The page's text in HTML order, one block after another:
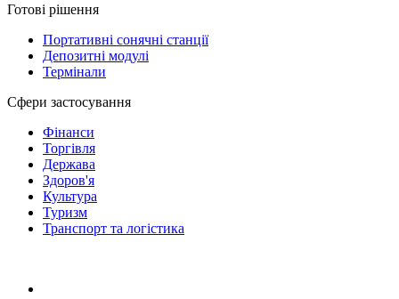
Готові рішення
Портативні сонячні станції
Депозитні модулі
Термінали
Сфери застосування
Фінанси
Торгівля
Держава
Здоров'я
Культура
Туризм
Транспорт та логістика